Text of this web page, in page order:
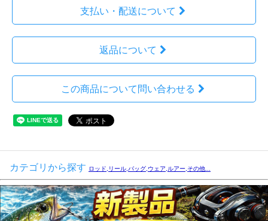
支払い・配送について
返品について
この商品について問い合わせる
カテゴリから探す ロッド,リール,バッグ,ウェア,ルアー,その他...